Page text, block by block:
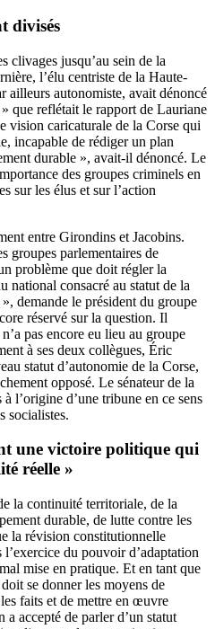
divisés
clivages jusqu’au sein de la
l’élu centriste de la Haute-
ailleurs autonomiste, avait dénoncé
que reflétait le rapport de Lauriane
vision caricaturale de la Corse qui
incapable de rédiger un plan
durable », avait-il dénoncé. Le
des groupes criminels en
sur les élus et sur l’action
entre Girondins et Jacobins.
groupes parlementaires de
problème que doit régler la
national consacré au statut de la
demande le président du groupe
réservé sur la question. Il
pas encore eu lieu au groupe
à ses deux collègues, Éric
statut d’autonomie de la Corse,
opposé. Le sénateur de la
l’origine d’une tribune en ce sens
socialistes.
une victoire politique qui
réelle »
la continuité territoriale, de la
durable, de lutte contre les
la révision constitutionnelle
du pouvoir d’adaptation
mise en pratique. Et en tant que
se donner les moyens de
faits et de mettre en œuvre
accepté de parler d’un statut